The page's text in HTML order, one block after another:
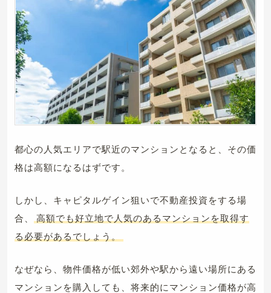
都心の人気エリアで駅近のマンションとなると、その価
格は高額になるはずです。
しかし、キャピタルゲイン狙いで不動産投資をする場
合、
高額でも好立地で人気のあるマンションを取得す
る必要があるでしょう。
なぜなら、物件価格が低い郊外や駅から遠い場所にある
マンションを購入しても、将来的にマンション価格が高